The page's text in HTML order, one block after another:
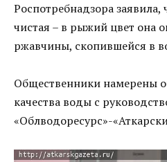
Роспотребнадзора заявила,
чистая – в рыжий цвет она
ржавчины, скопившейся в
Общественники намерены
качества воды с
«Облводоресурс»-